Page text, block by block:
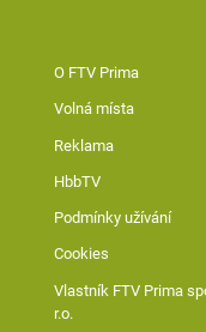
O FTV Prima
Volná místa
Reklama
HbbTV
Podmínky užívání
Cookies
Vlastník FTV Prima
r.o.